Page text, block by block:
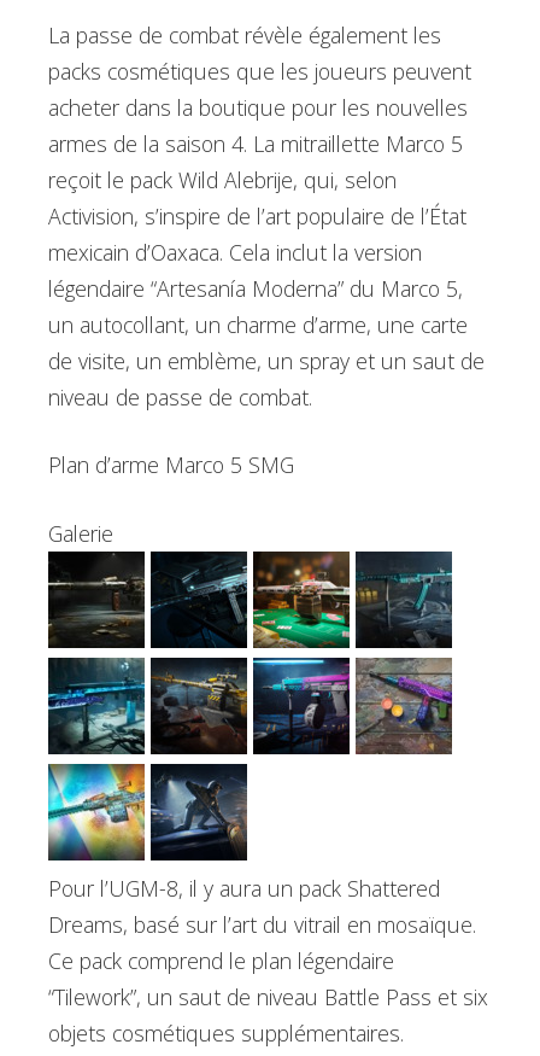
La passe de combat révèle également les
packs cosmétiques que les joueurs peuvent
acheter dans la boutique pour les nouvelles
armes de la saison 4. La mitraillette Marco 5
reçoit le pack Wild Alebrije, qui, selon
Activision, s’inspire de l’art populaire de l’État
mexicain d’Oaxaca. Cela inclut la version
légendaire “Artesanía Moderna” du Marco 5,
un autocollant, un charme d’arme, une carte
de visite, un emblème, un spray et un saut de
niveau de passe de combat.
Plan d’arme Marco 5 SMG
Galerie
Pour l’UGM-8, il y aura un pack Shattered
Dreams, basé sur l’art du vitrail en mosaïque.
Ce pack comprend le plan légendaire
“Tilework”, un saut de niveau Battle Pass et six
objets cosmétiques supplémentaires.